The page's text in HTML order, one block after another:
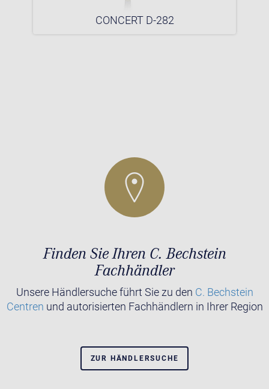
CONCERT D-282
Finden Sie Ihren C. Bechstein
Fachhändler
Unsere Händlersuche führt Sie zu den C. Bechstein
Centren und autorisierten Fachhändlern in Ihrer Region
ZUR HÄNDLERSUCHE